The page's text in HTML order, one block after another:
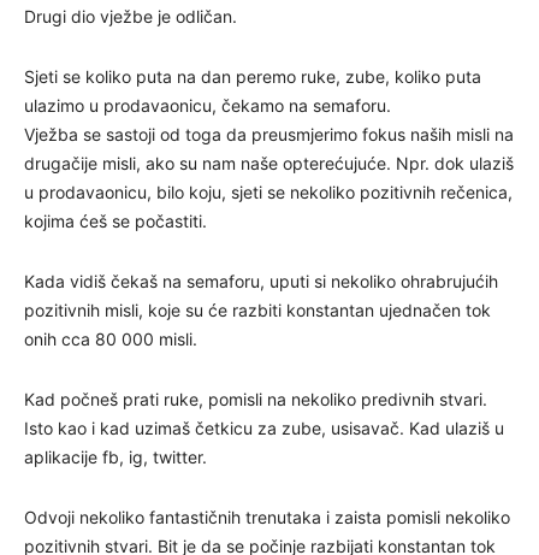
Drugi dio vježbe je odličan.
Sjeti se koliko puta na dan peremo ruke, zube, koliko puta
ulazimo u prodavaonicu, čekamo na semaforu.
Vježba se sastoji od toga da preusmjerimo fokus naših misli na
drugačije misli, ako su nam naše opterećujuće. Npr. dok ulaziš
u prodavaonicu, bilo koju, sjeti se nekoliko pozitivnih rečenica,
kojima ćeš se počastiti.
Kada vidiš čekaš na semaforu, uputi si nekoliko ohrabrujućih
pozitivnih misli, koje su će razbiti konstantan ujednačen tok
onih cca 80 000 misli.
Kad počneš prati ruke, pomisli na nekoliko predivnih stvari.
Isto kao i kad uzimaš četkicu za zube, usisavač. Kad ulaziš u
aplikacije fb, ig, twitter.
Odvoji nekoliko fantastičnih trenutaka i zaista pomisli nekoliko
pozitivnih stvari. Bit je da se počinje razbijati konstantan tok